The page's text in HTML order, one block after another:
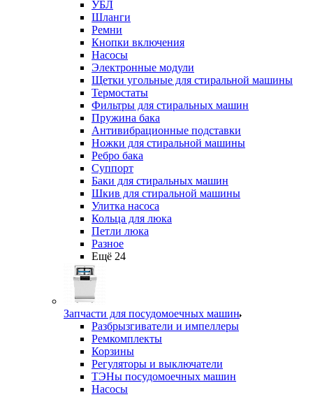
УБЛ
Шланги
Ремни
Кнопки включения
Насосы
Электронные модули
Щетки угольные для стиральной машины
Термостаты
Фильтры для стиральных машин
Пружина бака
Антивибрационные подставки
Ножки для стиральной машины
Ребро бака
Суппорт
Баки для стиральных машин
Шкив для стиральной машины
Улитка насоса
Кольца для люка
Петли люка
Разное
Ещё 24
Запчасти для посудомоечных машин
Разбрызгиватели и импеллеры
Ремкомплекты
Корзины
Регуляторы и выключатели
ТЭНы посудомоечных машин
Насосы